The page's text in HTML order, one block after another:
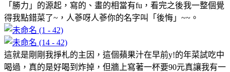
「勝力」的源起，寫的、畫的相當有fu，看完之後我一整個覺
得我點錯菜了~，人蔘呀人蔘你的名字叫「後悔」~~。
這就是剛剛我掙札的主因，這個蘋果汁在早前y!的年菜試吃中
喝過，真的是好喝到炸掉，但牆上寫著一杯要90元真讓我有一